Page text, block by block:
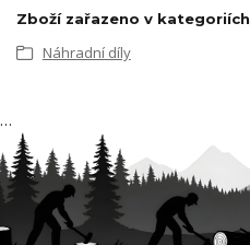
Zboží zařazeno v kategoriích
Náhradní díly
…